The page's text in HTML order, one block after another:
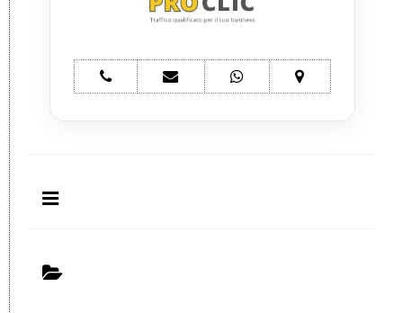
telefono
ProClic
e-
mail
whatsapp
ProClic
mappa
ProClic